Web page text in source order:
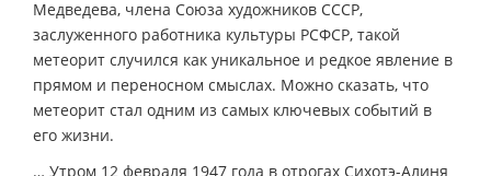
Медведева, члена Союза художников СССР,
заслуженного работника культуры РСФСР, такой
метеорит случился как уникальное и редкое явление в
прямом и переносном смыслах. Можно сказать, что
метеорит стал одним из самых ключевых событий в
его жизни.
… Утром 12 февраля 1947 года в отрогах Сихотэ-Алиня